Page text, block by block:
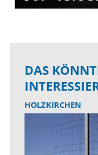
DAS
HOLZKIRCHEN